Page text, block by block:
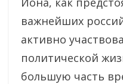
важнейших
активно
политической
большую часть